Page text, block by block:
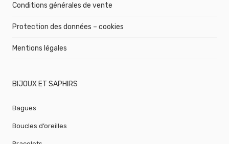
Conditions générales de vente
Protection des données – cookies
Mentions légales
BIJOUX ET SAPHIRS
Bagues
Boucles d’oreilles